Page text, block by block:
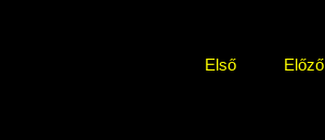
Első Előző